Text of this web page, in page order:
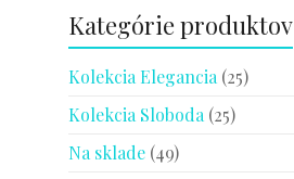
Kategórie produktov
Kolekcia Elegancia (25)
Kolekcia Sloboda (25)
Na sklade (49)